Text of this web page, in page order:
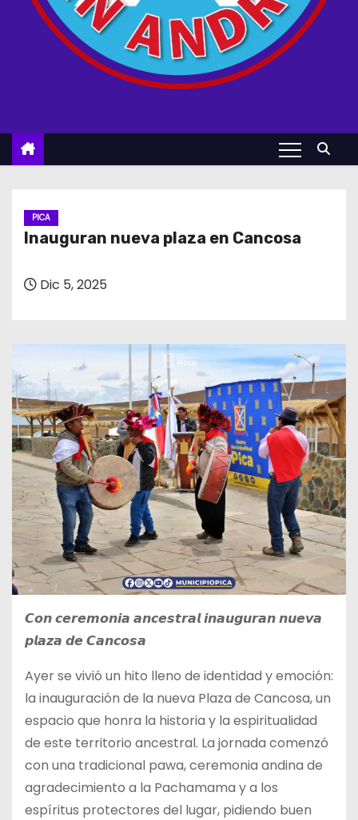
PICA
Inauguran nueva plaza en Cancosa
Dic 5, 2025
𝘾𝙤𝙣 𝙘𝙚𝙧𝙚𝙢𝙤𝙣𝙞𝙖 𝙖𝙣𝙘𝙚𝙨𝙩𝙧𝙖𝙡 𝙞𝙣𝙖𝙪𝙜𝙪𝙧𝙖𝙣 𝙣𝙪𝙚𝙫𝙖
𝙥𝙡𝙖𝙯𝙖 𝙙𝙚 𝘾𝙖𝙣𝙘𝙤𝙨𝙖
Ayer se vivió un hito lleno de identidad yemoción:
la inauguración de la nueva Plaza de Cancosa, un
espacio que honra la historia y la espiritualidad
de este territorio ancestral. La jornada comenzó
con una tradicional pawa, ceremonia andina de
agradecimiento a la Pachamama y a los
espíritus protectores del lugar, pidiendo buen